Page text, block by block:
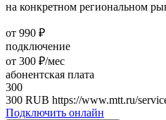
на конкретном региональном
от 990 ₽
подключение
от 300 ₽/мес
абонентская плата
300
300 RUB https://www.mtt.ru/
Подключить онлайн